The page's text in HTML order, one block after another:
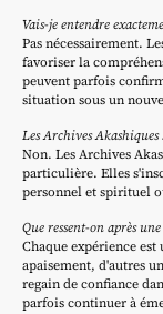
Vais-je entendre
Pas nécessairement.
favoriser la
peuvent parfois
situation sous un
Les Archives
Non. Les Archives
particulière. Elles
personnel et spirituel
Que ressent-on après
Chaque expérience
apaisement, d'autres
regain de confiance
parfois continuer à